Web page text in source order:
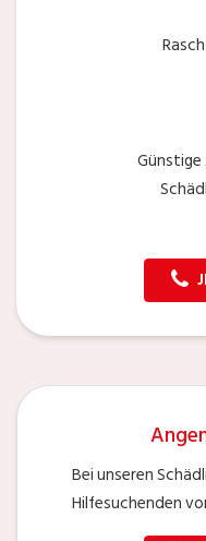
Bei unseren
Hilfesuchenden